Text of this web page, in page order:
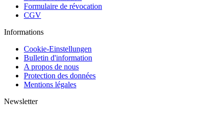
Formulaire de révocation
CGV
Informations
Cookie-Einstellungen
Bulletin d'information
A propos de nous
Protection des données
Mentions légales
Newsletter